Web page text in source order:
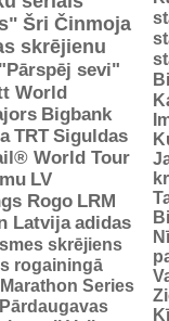
Šri Činmoja
skrējienu
"Pārspēj sevi"
World
Bigbank
TRT Siguldas
World Tour
LV
Rogo LRM
Latvija adidas
skrējiens
rogainingā
Series
Pārdaugavas